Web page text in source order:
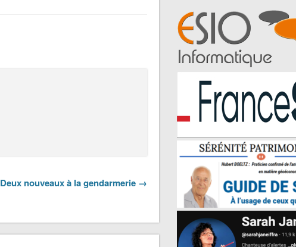
Deux nouveaux à la gendarmerie →